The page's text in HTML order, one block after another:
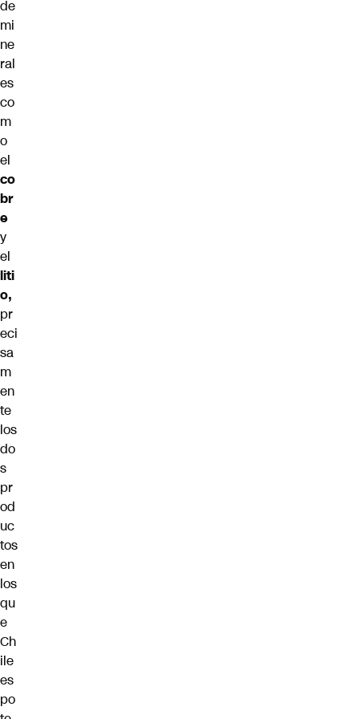
de
mi
ne
ral
es
co
m
o
el
co
br
e
y
el
liti
o,
pr
eci
sa
m
en
te
los
do
s
pr
od
uc
tos
en
los
qu
e
Ch
ile
es
po